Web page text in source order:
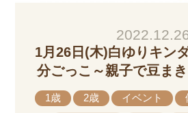
1月26日(木)白ゆりキン
分ごっこ～親子で豆まき
1歳 2歳 イベント